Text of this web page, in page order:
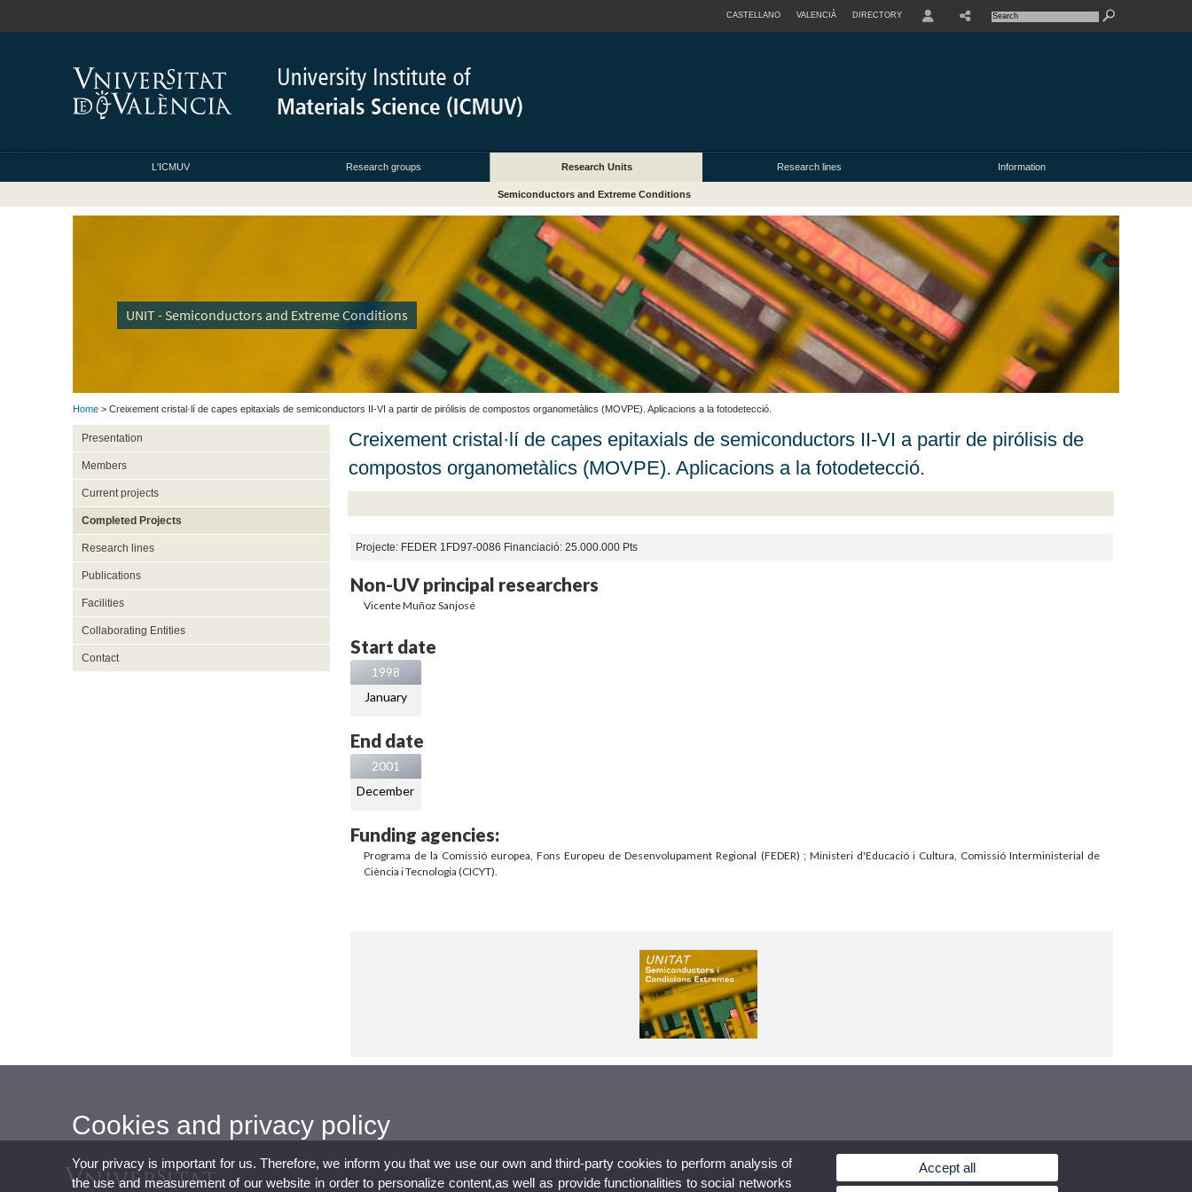
CASTELLANO VALENCIÀ DIRECTORY
L'ICMUV Research groups Research Units Research lines Information
Semiconductors and Extreme Conditions
UNIT - Semiconductors and Extreme Conditions
Home > Creixement cristal·lí de capes epitaxials de semiconductors II-VI a partir de pirólisis de compostos organometàlics (MOVPE). Aplicacions a la fotodetecció.
Presentation
Members
Current projects
Completed Projects
Research lines
Publications
Facilities
Collaborating Entities
Contact
Creixement cristal·lí de capes epitaxials de semiconductors II-VI a partir de pirólisis de
compostos organometàlics (MOVPE). Aplicacions a la fotodetecció.
Projecte: FEDER 1FD97-0086 Financiació: 25.000.000 Pts
Non-UV principal researchers
Vicente Muñoz Sanjosé
Start date
1998
January
End date
2001
December
Funding agencies:
Programa de la Comissió europea, Fons Europeu de Desenvolupament Regional (FEDER) ; Ministeri d'Educació i Cultura, Comissió Interministerial de
Ciència i Tecnologia (CICYT).
Cookies and privacy policy
Your privacy is important for us. Therefore, we inform you that we use our own and third-party cookies to perform analysis of
the use and measurement of our website in order to personalize content,as well as provide functionalities to social networks
Accept all